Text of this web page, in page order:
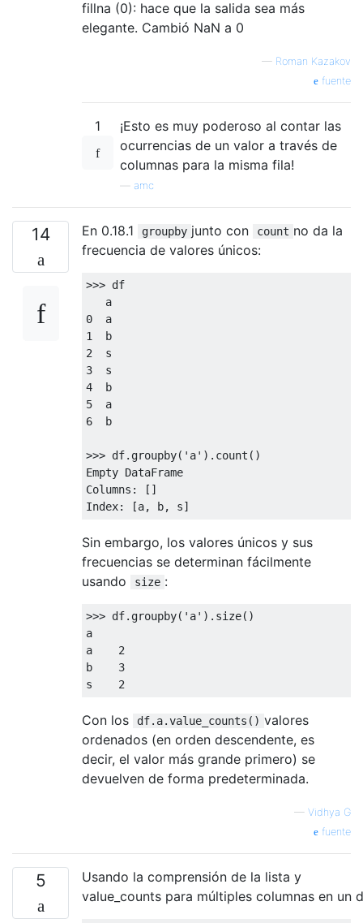
fillna (0): hace que la salida sea más
elegante. Cambió NaN a 0
— Roman Kazakov
fuente
1
¡Esto es muy poderoso al contar las
ocurrencias de un valor a través de
columnas para la misma fila!
amc
14 En 0.18.1 groupby junto con count no da la
frecuencia de valores únicos:
>>> df
0
1
2
3
4
5
6
  b
>>> df. groupby( 'a' ). count ()
Empty DataFrame
Columns :
[]
Index: [a, b, s]
Sin embargo, los valores únicos y sus
frecuencias se determinan fácilmente
usando
size :
>>> df. groupby( 'a' ). size()
a
a 2
b 3
s 2
Con los df.a.value_counts() valores
ordenados (en orden descendente, es
decir, el valor más grande primero) se
devuelven de forma predeterminada.
— Vidhya G
fuente
5
Usando la comprensión de la lista y
value_counts para múltiples columnas en un